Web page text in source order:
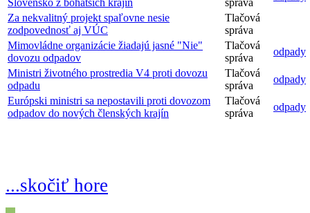
Za nekvalitný projekt spaľovne nesie
zodpovednosť aj VÚC
Tlačová
správa
Mimovládne organizácie žiadajú jasné "Nie"
dovozu odpadov
Tlačová
správa
odpady
Ministri životného prostredia V4 proti dovozu
odpadu
Tlačová
správa
odpady
Európski ministri sa nepostavili proti dovozom
odpadov do nových členských krajín
Tlačová
správa
odpady
...skočiť hore